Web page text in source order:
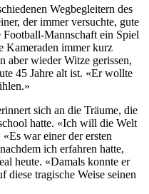
Wegbegleitern des
der immer versuchte, gute
Mannschaft ein Spiel
Kameraden immer kurz
aber wieder Witze gerissen,
45 Jahre alt ist. «Er wollte
sich an die Träume, die
hatte. «Ich will die Welt
war einer der ersten
ich erfahren hatte,
heute. «Damals konnte er
diese tragische Weise seinen